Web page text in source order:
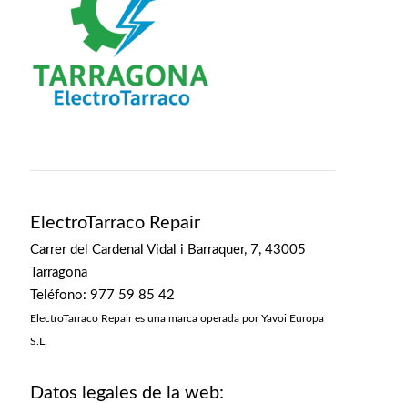
ElectroTarraco Repair
Carrer del Cardenal Vidal i Barraquer, 7, 43005
Tarragona
Teléfono: 977 59 85 42
ElectroTarraco Repair es una marca operada por Yavoi Europa
S.L.
Datos legales de la web: